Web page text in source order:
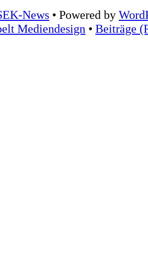
News • Powered by
Mediendesign • Beiträge